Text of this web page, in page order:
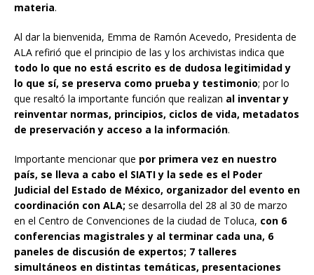
materia.
Al dar la bienvenida, Emma de Ramón Acevedo, Presidenta de
ALA refirió que el principio de las y los archivistas indica que
todo lo que no está escrito es de dudosa legitimidad y
lo que sí, se preserva como prueba y testimonio; por lo
que resaltó la importante función que realizan al inventar y
reinventar normas, principios, ciclos de vida, metadatos
de preservación y acceso a la información.
Importante mencionar que por primera vez en nuestro
país, se lleva a cabo el SIATI y la sede es el Poder
Judicial del Estado de México, organizador del evento en
coordinación con ALA; se desarrolla del 28 al 30 de marzo
en el Centro de Convenciones de la ciudad de Toluca, con 6
conferencias magistrales y al terminar cada una, 6
paneles de discusión de expertos; 7 talleres
simultáneos en distintas temáticas, presentaciones